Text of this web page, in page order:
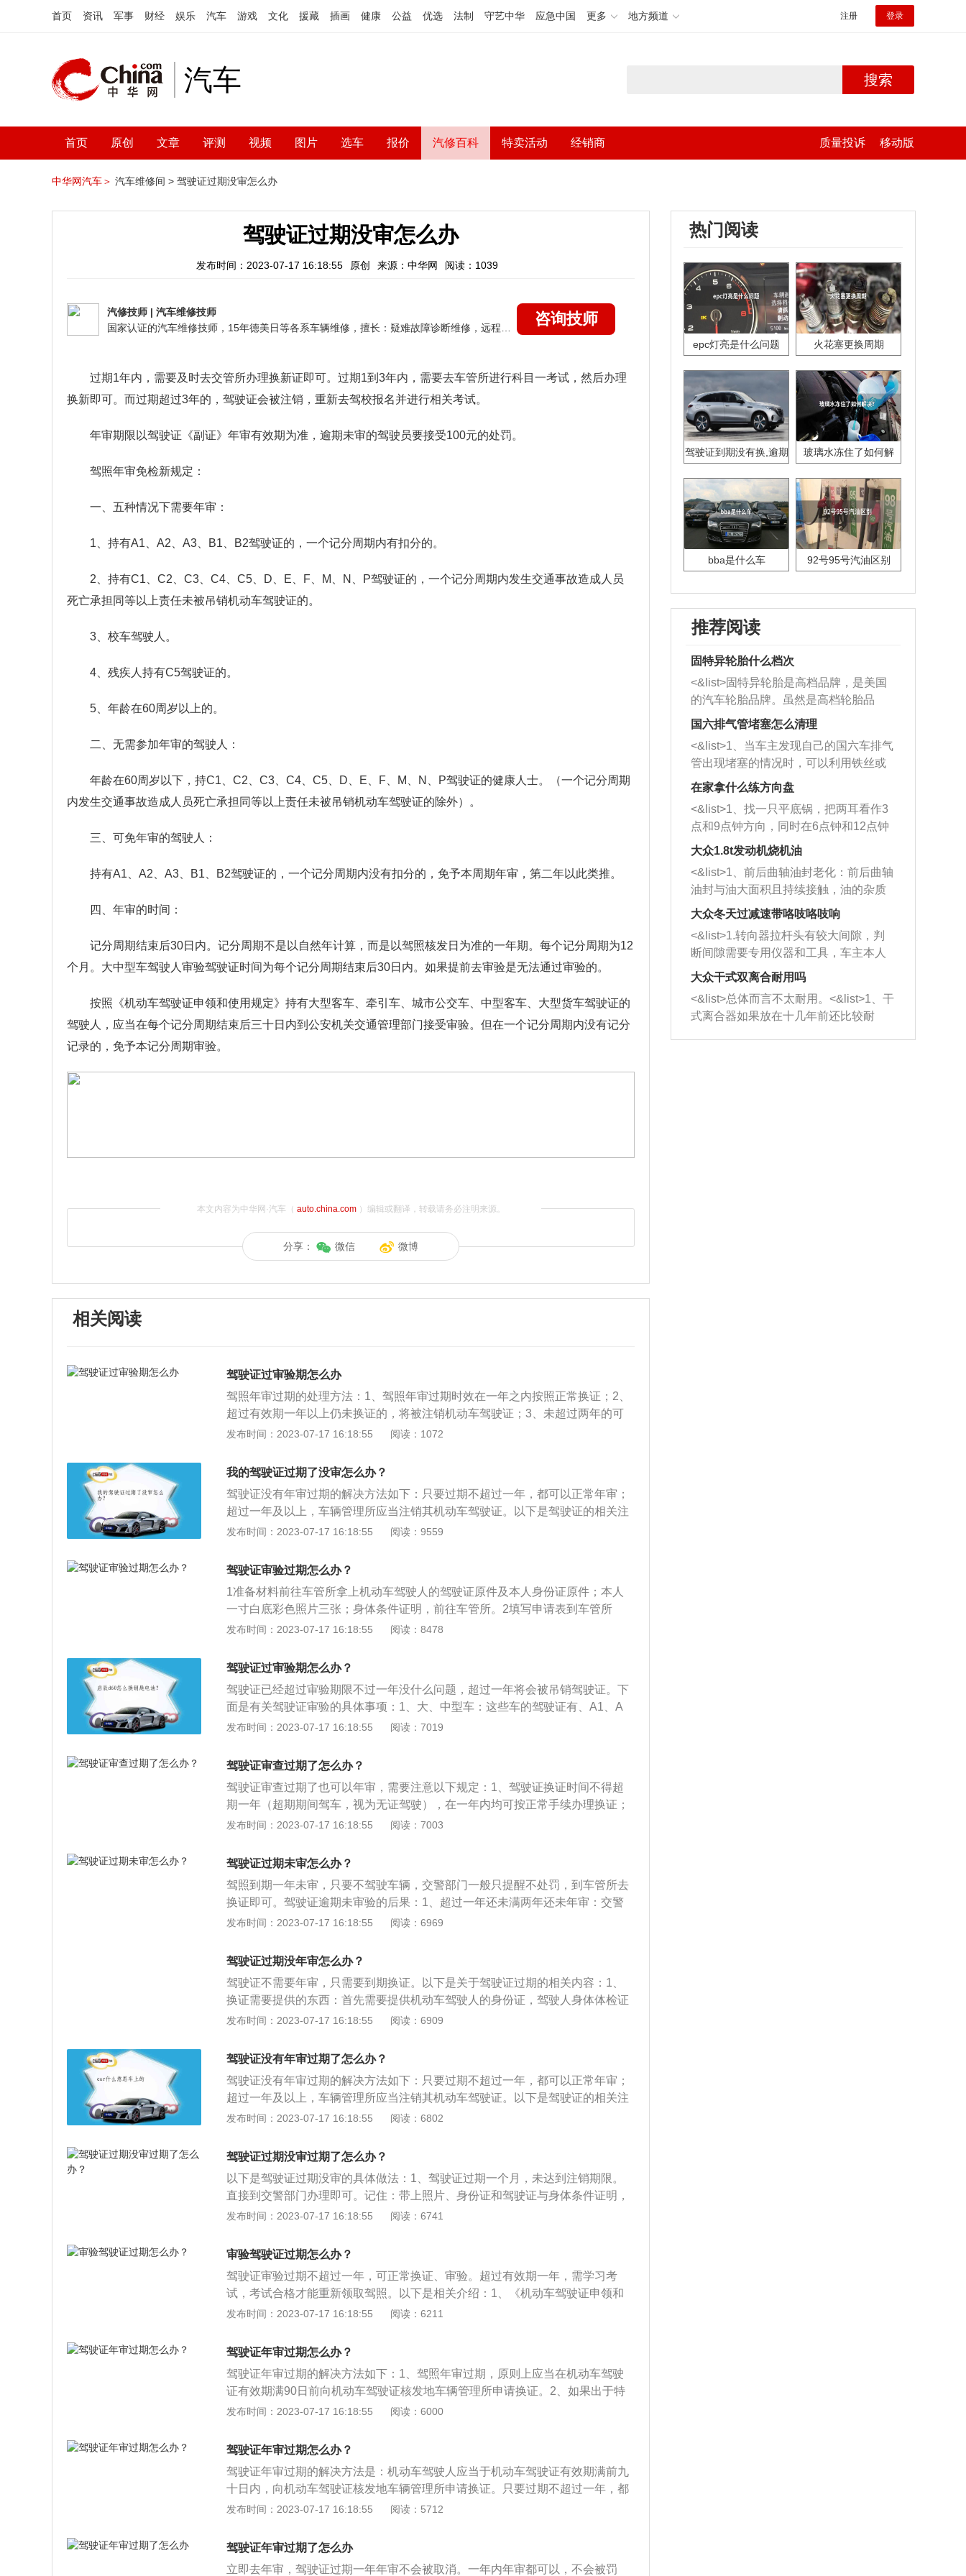
首页 资讯 军事 财经 娱乐 汽车 游戏 文化 援藏 插画 健康 公益 优选 法制 守艺中华 应急中国 更多 地方频道 注册 登录
汽车 搜索
首页 原创 文章 评测 视频 图片 选车 报价 汽修百科 特卖活动 经销商 质量投诉 移动版
中华网汽车＞ 汽车维修间 > 驾驶证过期没审怎么办
驾驶证过期没审怎么办
发布时间：2023-07-17 16:18:55 原创 来源：中华网 阅读：1039
汽修技师 | 汽车维修技师
咨询技师
过期1年内，需要及时去交管所办理换新证即可。过期1到3年内，需要去车管所进行科目一考试，然后办理
换新即可。而过期超过3年的，驾驶证会被注销，重新去驾校报名并进行相关考试。
年审期限以驾驶证《副证》年审有效期为准，逾期未审的驾驶员要接受100元的处罚。
驾照年审免检新规定：
一、五种情况下需要年审：
1、持有A1、A2、A3、B1、B2驾驶证的，一个记分周期内有扣分的。
2、持有C1、C2、C3、C4、C5、D、E、F、M、N、P驾驶证的，一个记分周期内发生交通事故造成人员
死亡承担同等以上责任未被吊销机动车驾驶证的。
3、校车驾驶人。
4、残疾人持有C5驾驶证的。
5、年龄在60周岁以上的。
二、无需参加年审的驾驶人：
年龄在60周岁以下，持C1、C2、C3、C4、C5、D、E、F、M、N、P驾驶证的健康人士。（一个记分周期
内发生交通事故造成人员死亡承担同等以上责任未被吊销机动车驾驶证的除外）。
三、可免年审的驾驶人：
持有A1、A2、A3、B1、B2驾驶证的，一个记分周期内没有扣分的，免予本周期年审，第二年以此类推。
四、年审的时间：
记分周期结束后30日内。记分周期不是以自然年计算，而是以驾照核发日为准的一年期。每个记分周期为12
个月。大中型车驾驶人审验驾驶证时间为每个记分周期结束后30日内。如果提前去审验是无法通过审验的。
按照《机动车驾驶证申领和使用规定》持有大型客车、牵引车、城市公交车、中型客车、大型货车驾驶证的
驾驶人，应当在每个记分周期结束后三十日内到公安机关交通管理部门接受审验。但在一个记分周期内没有记分
记录的，免予本记分周期审验。
本文内容为中华网·汽车（ auto.china.com）编辑或翻译，转载请务必注明来源。
分享： 微信 微博
相关阅读
驾驶证过审验期怎么办
驾照年审过期的处理方法：1、驾照年审过期时效在一年之内按照正常换证；2、
超过有效期一年以上仍未换证的，将被注销机动车驾驶证；3、未超过两年的可
以通过考试重新恢复驾驶证的使用；4、超过有效期超过两年，需要重新领证。
2)驾驶证的驾驶人，应当在每个记分周期结束后30日内到公安机关交通管理部门
接受审验。但在一个记分周期内没有记分记录的，免予本记分周期审验。根据规
定持C证以下机动车驾驶证的满6年后直接到当地车管部门换证，不需要每年进行
审验。《机动车驾驶证申领和使用规定》第七十九条，机动车驾驶人有下列情形
之一的，车辆管理所应当注销其机动车驾驶证：（一）死亡的；（二）提出注销
适合驾驶机动车的；（五）有器质性心脏病、癫痫病、美尼尔氏症、眩晕症、癔
病、震颤麻痹、精神病、痴呆以及影响肢体活动的神经系统疾病等妨碍安全驾驶
疾病的；（六）被查获有吸食、注射毒品后驾驶机动车行为，依法被责令社区戒
除的；（七）代替他人参加机动车驾驶人考试的；（八）超过机动车驾驶证有效
未提交身体条件证明的；或者持有残疾人专用小型自动挡载客汽车准驾车型，在
三个记分周期结束后一年内未提交身体条件证明的；（十）年龄在60周岁以上，
所持机动车驾驶证只具有轮式专用机械车、无轨电车或者有轨电车准驾车型，或
者年龄在70周岁以上，所持机动车驾驶证只具有低速载货汽车、三轮汽车准驾车
发布时间：2023-07-17 16:18:55 阅读：1072
我的驾驶证过期了没审怎么办？
驾驶证没有年审过期的解决方法如下：只要过期不超过一年，都可以正常年审；
超过一年及以上，车辆管理所应当注销其机动车驾驶证。以下是驾驶证的相关注
意事项：机动车驾驶证的年审时间：C类机动车驾驶证不需要年审，到期换证就
没有扣除分数，本年度不需要年审，延续到下一年。在机动车驾驶证上有着具体
的换证和年检时间。更换驾驶证的手续：所需要携带的手续是机动车驾驶证，驾
驶人身份证，机动车驾驶人身体条件证明，驾驶人近六个月的一次免冠相片四
张，就可以办理机动车驾驶证换证业务，同时还要将驾驶证的相关交通事故未处
理处理完成，才可以办理。
发布时间：2023-07-17 16:18:55 阅读：9559
驾驶证审验过期怎么办？
1准备材料前往车管所拿上机动车驾驶人的驾驶证原件及本人身份证原件；本人
一寸白底彩色照片三张；身体条件证明，前往车管所。2填写申请表到车管所
后，领取并填写《机动车驾驶证申请表》，表上需粘贴照片。3申请换证机动车
发布时间：2023-07-17 16:18:55 阅读：8478
驾驶证过审验期怎么办？
驾驶证已经超过审验期限不过一年没什么问题，超过一年将会被吊销驾驶证。下
面是有关驾驶证审验的具体事项：1、大、中型车：这些车的驾驶证有、A1、A
2、A3、B1、B2等级别的驾驶证，主要驾驶车型为客车或者货车，我国对这类的
对于违章次数频发，扣分较多甚至达到12分满分时，面临的将是吊销驾照的危
险。2、中小型车：这类车的驾驶证多为C、D、E、F级别。大家都知道，这类驾
驶证的有效时长多为6年，并不需要每年都去年审，只要在过期日期的前三个月
内去更换新的即可。只需要带上身份证、驾驶证、照片就可以去所在地车管们办
理。3、人在异地：这种情况下驾驶证要求进行一年一审。
发布时间：2023-07-17 16:18:55 阅读：7019
驾驶证审查过期了怎么办？
驾驶证审查过期了也可以年审，需要注意以下规定：1、驾驶证换证时间不得超
期一年（超期期间驾车，视为无证驾驶），在一年内均可按正常手续办理换证；
2、超期一年未能换证，就注销驾照。被注销的驾驶证，在两年内到车管所申请
驾驶证挡案，需重新报考驾照。驾驶证审核需要的材料如下：1、年审时按规定
填写并提交机动车驾驶证申请表；2、提供机动车驾驶证原件；3、提供驾驶人身
份证原件和复印件；4、按规定提供驾驶人的相片；5、提供驾驶人身体条件证
明：县级以上医院开具的身体条件证明、武装警察部队或军队开具的身体条件证
明。
发布时间：2023-07-17 16:18:55 阅读：7003
驾驶证过期未审怎么办？
驾照到期一年未审，只要不驾驶车辆，交警部门一般只提醒不处罚，到车管所去
换证即可。驾驶证逾期未审验的后果：1、超过一年还未满两年还未年审：交警
部门注销（可恢复）驾照，需重新参加科目一考试，通过后才能换证。2、驾照
的考试后才能取得驾照。3、相关惩罚：驾驶证逾期未年审依然驾驶机动车，处
二百元以上五百元以下罚款。
发布时间：2023-07-17 16:18:55 阅读：6969
驾驶证过期没年审怎么办？
驾驶证不需要年审，只需要到期换证。以下是关于驾驶证过期的相关内容：1、
换证需要提供的东西：首先需要提供机动车驾驶人的身份证，驾驶人身体体检证
明，机动车驾驶人一寸免冠相片四张。然后到车管所或者是交巡警大队就可以申
体更换的方式。2、换证体检去的地方：换证体检需要到车管所指定的医疗机
构，驾驶人体检很有必要。只有在身体条件允许的情况下才能够驾驶机动车行
驶，这也是对自己以及他人负责的一种方式。
发布时间：2023-07-17 16:18:55 阅读：6909
驾驶证没有年审过期了怎么办？
驾驶证没有年审过期的解决方法如下：只要过期不超过一年，都可以正常年审；
超过一年及以上，车辆管理所应当注销其机动车驾驶证。以下是驾驶证的相关注
意事项：1、机动车驾驶证的年审时间：C类机动车驾驶证不需要年审，到期换证
内没有扣除分数，本年度不需要年审，延续到下一年。在机动车驾驶证上有着具
体的换证和年检时间。2、更换驾驶证的手续：所需要携带的手续是机动车驾驶
证，驾驶人身份证，机动车驾驶人身体条件证明，驾驶人近六个月的一次免冠相
片四张，就可以办理机动车驾驶证换证业务，同时还要将驾驶证的相关交通事故
未处理处理完成，才可以办理。
发布时间：2023-07-17 16:18:55 阅读：6802
驾驶证过期没审过期了怎么办？
以下是驾驶证过期没审的具体做法：1、驾驶证过期一个月，未达到注销期限。
直接到交警部门办理即可。记住：带上照片、身份证和驾驶证与身体条件证明，
填上《年审表》即可办理。2、驾驶证因到期未提交身体条件证明或有效期满不
核发地车管所参加学习，通过科目一的考试后可恢复驾驶资格。4、被注销超过
两年驾驶证作废。
发布时间：2023-07-17 16:18:55 阅读：6741
审验驾驶证过期怎么办？
驾驶证审验过期不超过一年，可正常换证、审验。超过有效期一年，需学习考
试，考试合格才能重新领取驾照。以下是相关介绍：1、《机动车驾驶证申领和
使用规定》第三十五条机动车驾驶人应当于机动车驾驶证有效期满前九十日内，
以上未换证者，车辆管理所应当注销其机动车驾驶证。注销机动车驾驶证未超过
二年者，机动车驾驶人参加道路交通安全法律、法规和相关知识考试合格后，可
以恢复驾驶资格。
发布时间：2023-07-17 16:18:55 阅读：6211
驾驶证年审过期怎么办？
驾驶证年审过期的解决方法如下：1、驾照年审过期，原则上应当在机动车驾驶
证有效期满90日前向机动车驾驶证核发地车辆管理所申请换证。2、如果出于特
殊情况年审过期没有换证，在一年之内按照正常换证。3、如果超过有效期一年
恢复驾驶证使用。4、如果超过有效期超过两年，则需要通过所有的科目考试重
新领证。
发布时间：2023-07-17 16:18:55 阅读：6000
驾驶证年审过期怎么办？
驾驶证年审过期的解决方法是：机动车驾驶人应当于机动车驾驶证有效期满前九
十日内，向机动车驾驶证核发地车辆管理所申请换证。只要过期不超过一年，都
可以正常年审，超过一年及以上的，车辆管理所应当注销其机动车驾驶证。驾驶
照，驾驶机动车需要一定的驾驶技能，缺少这种技能的驾驶人如果随意驾驶机动
车，有可能发生交通事故。
发布时间：2023-07-17 16:18:55 阅读：5712
驾驶证年审过期了怎么办
立即去年审，驾驶证过期一年年审不会被取消。一年内年审都可以，不会被罚
热门阅读
epc灯亮是什么问题 火花塞更换周期
驾驶证到期没有换,逾期
玻璃水冻住了如何解
bba是什么车 92号95号汽油区别
推荐阅读
固特异轮胎什么档次
<&list>固特异轮胎是高档品牌，是美国
的汽车轮胎品牌。虽然是高档轮胎品
牌，但是中高低端的轮胎都有生产，这
也是为了更好的开拓市场。
国六排气管堵塞怎么清理
<&list>1、当车主发现自己的国六车排气
管出现堵塞的情况时，可以利用铁丝或
者是细棍，直接将杂物给取出来，如果
堵塞情况比较严重，也可以采取应急措
施。 <&list>2、直接利用木棍将所有的
杂物推到排气管里面的位置处，然后将
三元催化器拆解开，就可以将堵塞的东
西取出来。但如果是因为积碳过多引起
的堵塞，就需要将三元催化器泡在草酸
洗剂对堵塞的情况得到解决，将清洗剂
放在燃油箱中，与燃油混合后，车辆启
动时，就可以和汽油一起进入到燃烧
室，最后形成废气排出，就可以让三元
催化器得到清洗，排气管堵塞的情况就
能够得到解决。
在家拿什么练方向盘
<&list>1、找一只平底锅，把两耳看作3
点和9点钟方向，同时在6点钟和12点钟
方向做一个标记。 <&list>2、双手握住
一圈半的练习，往右同样也要打相同的
圈数。 <&list>3、最后强调要反复练
习，这样就可以形成肌肉记忆，在真实
驾驶车辆时，不需要记忆也能打好方
向。
大众1.8t发动机烧机油
<&list>1、前后曲轴油封老化：前后曲轴
油封与油大面积且持续接触，油的杂质
和发动机内持续温度变化使其密封效果
逐渐减弱，导致渗油或漏油。<&list>2、
活塞间隙过大：积碳会使活塞环与缸体
的间隙扩大，导致机油流入燃烧室中，
造成烧机油。<&list>3、机油粘度。使用
机油粘度过小的话，同样会有烧机油现
象，机油粘度过小具有很好的流动性，
大众冬天过减速带咯吱咯吱响
<&list>1.转向器拉杆头有较大间隙，判
断间隙需要专用仪器和工具，车主本人
无法制作，需要将车辆送到修理厂或4s
店；<&list>2.车辆半轴套管防尘罩破
裂，破裂后会出现漏油现象，使半轴磨
损严重，磨损的半轴容易损坏，产生异
响；<&list>3.稳定器的转向胶套和球头
大众干式双离合耐用吗
<&list>总体而言不太耐用。<&list>1、干
式离合器如果放在十几年前还比较耐